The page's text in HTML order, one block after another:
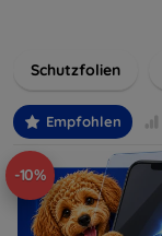
installieren und
wertvolles Gerät
digitales Erlebnis.
Schutzfolien
Empfohlen
-10%